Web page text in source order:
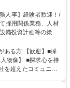
あり
備投資計画等の策
る幅広い総務人事業
予算等の管理 ■設備
人事業務全般 【入
ある方 【歓迎】■採
を超えたコミュニケ